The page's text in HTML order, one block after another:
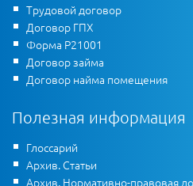
Трудовой договор
Договор ГПХ
Форма Р21001
Договор займа
Договор найма помещения
Полезная информация
Глоссарий
Архив. Статьи
Архив. Нормативно-правовая